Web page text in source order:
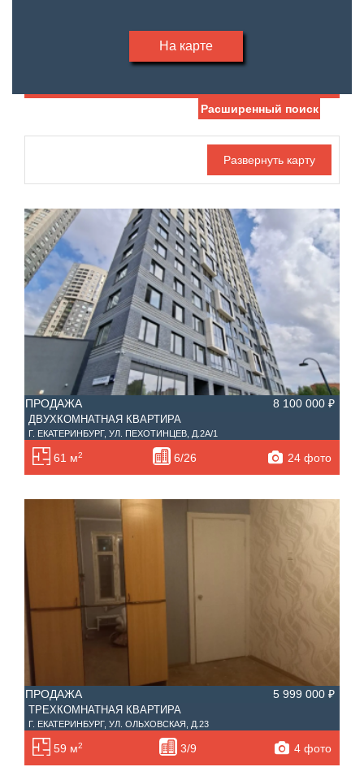
На карте
Жилая площадь
—
Площадь кухни
Санузел
Балконов
Этаж
Этажность
Не первый
Не последний
Материал дома
Тип дома
Обмен
С фото
Расширенный поиск
ПРОДАЖА 8 100 000 ₽
ДВУХКОМНАТНАЯ КВАРТИРА
Г. ЕКАТЕРИНБУРГ, УЛ. ПЕХОТИНЦЕВ, Д.2А/1
61 м2 6/26 24 фото
ПРОДАЖА 5 999 000 ₽
ТРЕХКОМНАТНАЯ КВАРТИРА
Г. ЕКАТЕРИНБУРГ, УЛ. ОЛЬХОВСКАЯ, Д.23
59 м2 3/9 4 фото